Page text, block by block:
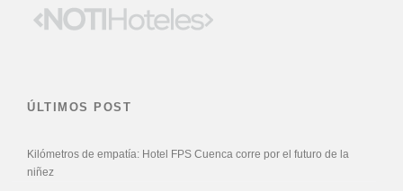
ÚLTIMOS POST
Kilómetros de empatía: Hotel FPS Cuenca corre por el futuro de la
niñez